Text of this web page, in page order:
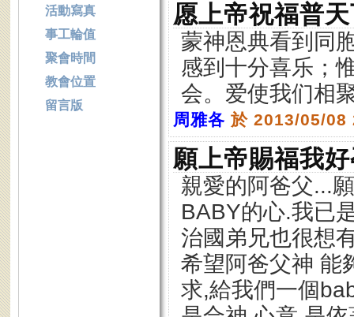
愿上帝祝福普
蒙神恩典看到同
感到十分喜乐；
会。爱使我们相
周雅各 於 2013/05/
願上帝賜福我
親愛的阿爸父...
BABY的心.我已
治國弟兄也很想
希望阿爸父神 能
求,給我們一個
活動寫真
事工輪值
聚會時間
教會位置
留言版